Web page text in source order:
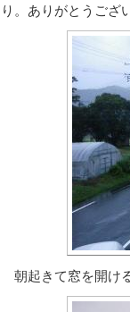
り。ありがとうござ
朝起きて窓を開け